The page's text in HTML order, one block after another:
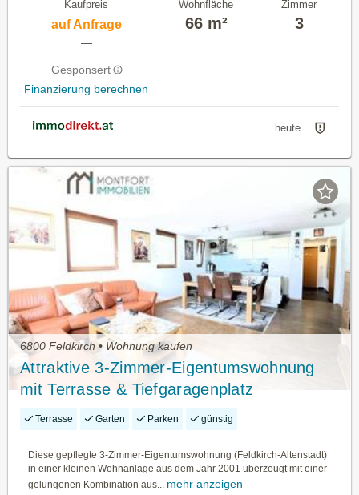
Kaufpreis
auf Anfrage
—
Gesponsert
Finanzierung berechnen
Wohnfläche
66 m²
Zimmer
3
heute
6800 Feldkirch • Wohnung kaufen
Attraktive 3-Zimmer-Eigentumswohnung
mit Terrasse & Tiefgaragenplatz
Terrasse Garten Parken günstig
Diese gepflegte 3-Zimmer-Eigentumswohnung (Feldkirch-Altenstadt)
in einer kleinen Wohnanlage aus dem Jahr 2001 überzeugt mit einer
gelungenen Kombination aus... mehr anzeigen